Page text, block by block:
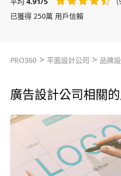
已獲得 250萬 用戶信賴
PRO360 > 平面設計公司 > 品牌
廣告設計公司相關